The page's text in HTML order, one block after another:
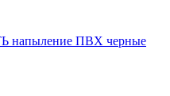
напыление ПВХ черные